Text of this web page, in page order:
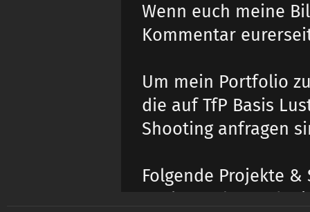
Wenn euch meine
Kommentar
Um mein Portfolio
die auf TfP Basis
Shooting anfragen
Folgende Projekte
geplant oder